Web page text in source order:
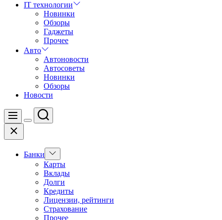
IT технологии
Новинки
Обзоры
Гаджеты
Прочее
Авто
Автоновости
Автосоветы
Новинки
Обзоры
Новости
Меню
Цвет
Поиск
Закрыть
Банки
Показать
подменю
Карты
Вклады
Долги
Кредиты
Лицензии, рейтинги
Страхование
Прочее